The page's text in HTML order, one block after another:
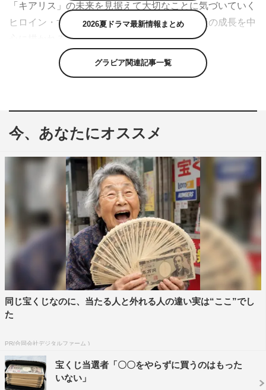
「キアリス」の未来を見据えて大切なことに気づいていく
ヒロイン・すみれ（芳根京子）たちと若手社員の成長を中
心に描かれる。
上地が演じるのはプロカメラマンの亀田。映画作りのプ
案の実現に向けて全面的に支援していく。星野は、幼稚園
児の娘・小雪の母で保育士の美幸を演じる。また、第1週
邉は、すみれの孫の藍として再び出演する。
本作で連続テレビ小説初出演となった上地は、「とても
アットホームで楽しい現場でした！自分でも少しやりすぎ
たかな…と思ったくらい亀田はくせのある役で、終盤の
『べっぴんさん』を引っかき回したかもしれませんが、程
よい緊張感と温かい雰囲気に包まれながらの撮影でした。
どう描かれているのか、楽しみにしていてください」とコ
メント。
さらに、ヒロイン・すみれを演じる芳根について、「彼
のが不思議でした。だけど、撮影が進むにつれて共演者や
スタッフの皆さんに愛される存在なのが分かり、親心では
2026夏ドラマ最新情報まとめ
グラビア関連記事一覧
今、あなたにオススメ
同じ宝くじなのに、当たる人と外れる人の違い実は“ここ”でし
た
PR(合同会社デジタルファーム )
宝くじ当選者「〇〇をやらずに買うのはもった
いない」